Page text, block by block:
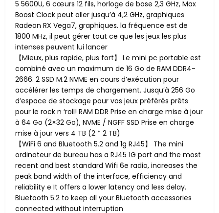
5 5600U, 6 cœurs 12 fils, horloge de base 2,3 GHz, Max
Boost Clock peut aller jusqu’à 4,2 GHz, graphiques
Radeon RX Vega7, graphiques. la fréquence est de
1800 MHz, il peut gérer tout ce que les jeux les plus
intenses peuvent lui lancer
【Mieux, plus rapide, plus fort】 Le mini pc portable est
combiné avec un maximum de 16 Go de RAM DDR4-
2666. 2 SSD M.2 NVME en cours d’exécution pour
accélérer les temps de chargement. Jusqu’à 256 Go
d’espace de stockage pour vos jeux préférés prêts
pour le rock n ‘roll! RAM DDR Prise en charge mise à jour
à 64 Go (2×32 Go), NVME / NGFF SSD Prise en charge
mise à jour vers 4 TB (2 * 2 TB)
【WiFi 6 and Bluetooth 5.2 and 1g RJ45】 The mini
ordinateur de bureau has a RJ45 1G port and the most
recent and best standard Wifi 6e radio, increases the
peak band width of the interface, efficiency and
reliability e It offers a lower latency and less delay.
Bluetooth 5.2 to keep all your Bluetooth accessories
connected without interruption